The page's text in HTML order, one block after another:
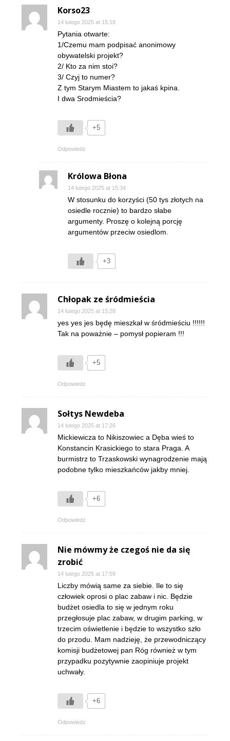
Korso23
14 lutego 2025 at 15:18
Pytania otwarte:
1/Czemu mam podpisać anonimowy
obywatelski projekt?
2/ Kto za nim stoi?
3/ Czyj to numer?
Z tym Starym Miastem to jakaś kpina.
I dwa Srodmieścia?
+5
Odpowiedz
Królowa Błona
14 lutego 2025 at 15:34
W stosunku do korzyści (50 tys złotych na
osiedle rocznie) to bardzo słabe
argumenty. Proszę o kolejną porcję
argumentów przeciw osiedlom.
+3
Chłopak ze śródmieścia
14 lutego 2025 at 15:28
yes yes jes będę mieszkał w śródmieściu !!!!!!
Tak na poważnie – pomysł popieram !!!
+5
Odpowiedz
Sołtys Newdeba
14 lutego 2025 at 17:26
Mickiewicza to Nikiszowiec a Dęba wieś to
Konstancin Krasickiego to stara Praga. A
burmistrz to Trzaskowski wynagrodzenie mają
podobne tylko mieszkańców jakby mniej.
+6
Odpowiedz
Nie mówmy że czegoś nie da się
zrobić
14 lutego 2025 at 17:59
Liczby mówią same za siebie. Ile to się
człowiek oprosi o plac zabaw i nic. Będzie
budżet osiedla to się w jednym roku
przegłosuje plac zabaw, w drugim parking, w
trzecim oświetlenie i będzie to wszystko szło
do przodu. Mam nadzieję, że przewodniczący
komisji budżetowej pan Róg również w tym
przypadku pozytywnie zaopiniuje projekt
uchwały.
+6
Odpowiedz